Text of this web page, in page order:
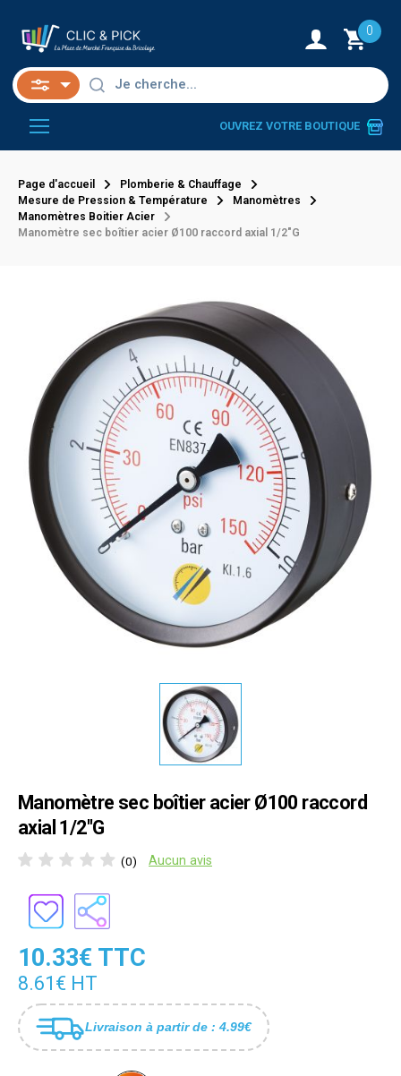
0
OUVREZ VOTRE BOUTIQUE
Page d'accueil
Plomberie & Chauffage
Mesure de Pression & Température
Manomètres
Manomètres Boitier Acier
Manomètre sec boîtier acier Ø100 raccord axial 1/2"G
Manomètre sec boîtier acier Ø100 raccord
axial 1/2"G
(0) Aucun avis
10.33€ TTC
8.61€ HT
Livraison à partir de : 4.99€